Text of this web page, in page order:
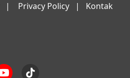
| Privacy Policy | Kontak